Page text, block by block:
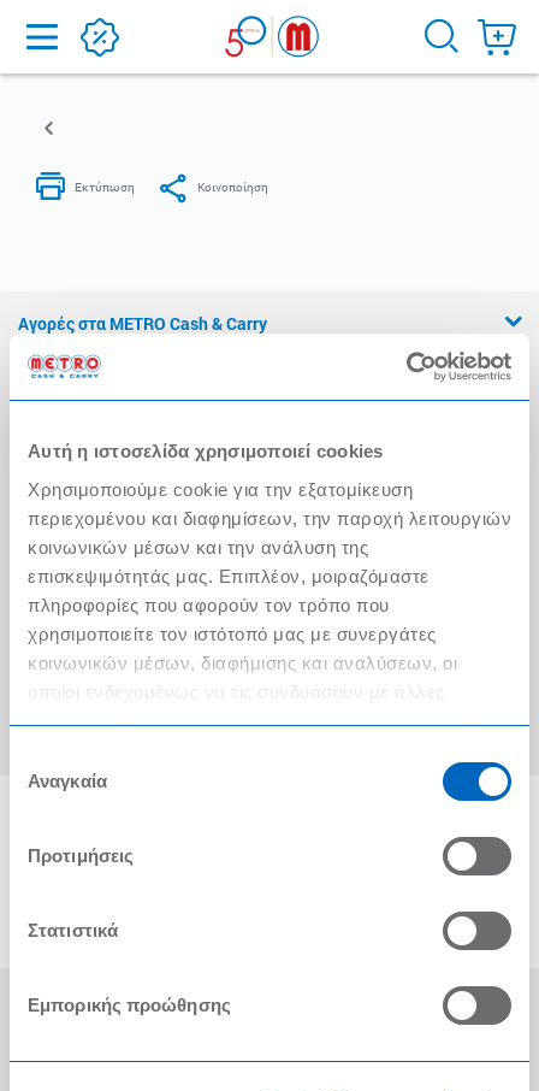
Αυτή η ιστοσελίδα χρησιμοποιεί cookies
Χρησιμοποιούμε cookie για την εξατομίκευση
περιεχομένου και διαφημίσεων, την παροχή λειτουργιών
κοινωνικών μέσων και την ανάλυση της
επισκεψιμότητάς μας. Επιπλέον, μοιραζόμαστε
πληροφορίες που αφορούν τον τρόπο που
χρησιμοποιείτε τον ιστότοπό μας με συνεργάτες
κοινωνικών μέσων, διαφήμισης και αναλύσεων, οι
οποίοι ενδεχομένως να τις συνδυάσουν με άλλες
πληροφορίες που τους έχετε παραχωρήσει ή τις οποίες
των υπηρεσιών τους.
συγκατάθεσης
Αναγκαία
Προτιμήσεις
Στατιστικά
Εμπορικής προώθησης
Home
Αγορές στα METRO Cash & Carry
Εμπειρία METRO Cash & Carry
Η Αλυσίδα
Press Kit
Ο λογαριασμός μου
Τα METRO Cash & Carry δίπλα σας
Εταιρική Κοινωνική Ευθύνη
METRO ΑΕΒΕ